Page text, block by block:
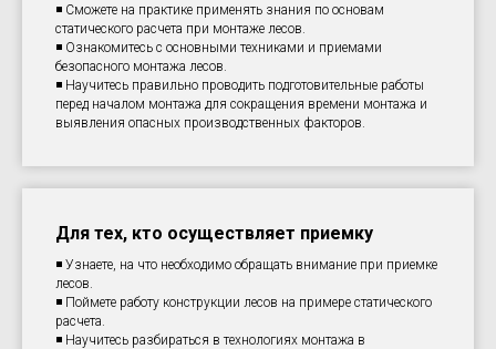
◾️ Сможете на практике применять знания по основам
статического расчета при монтаже лесов.
◾️ Ознакомитесь с основными техниками и приемами
безопасного монтажа лесов.
◾️ Научитесь правильно проводить подготовительные работы
перед началом монтажа для сокращения времени монтажа и
выявления опасных производственных факторов.
Для тех, кто осуществляет приемку
◾️ Узнаете, на что необходимо обращать внимание при приемке
лесов.
◾️ Поймете работу конструкции лесов на примере статического
расчета.
◾️ Научитесь разбираться в технологиях монтажа в